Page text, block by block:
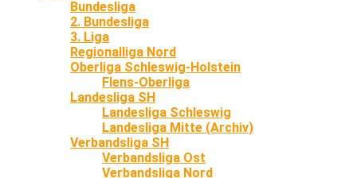
Bundesliga
2. Bundesliga
3. Liga
Regionalliga Nord
Oberliga Schleswig-Holstein
Flens-Oberliga
Landesliga SH
Landesliga Schleswig
Landesliga Mitte (Archiv)
Verbandsliga SH
Verbandsliga Ost
Verbandsliga Nord